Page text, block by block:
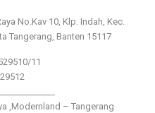
No.Kav 10, Klp. Indah, Kec.
Tangerang, Banten 15117
11
,Modernland – Tangerang